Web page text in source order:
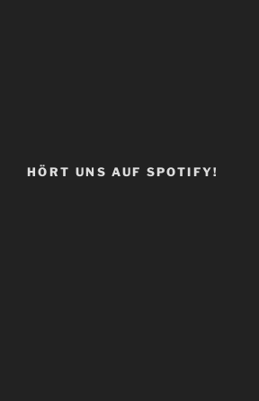
HÖRT UNS AUF SPOTIFY!